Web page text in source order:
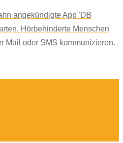
angekündigte App 'DB
Hörbehinderte Menschen
Mail oder SMS kommunizieren.